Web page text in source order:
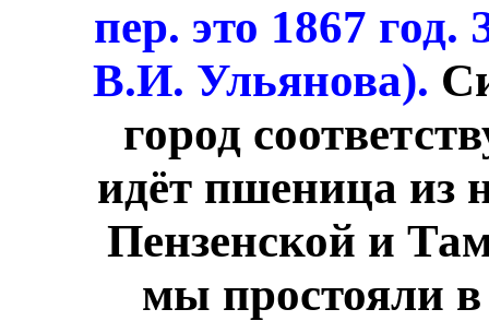
пер. это 1867 год.
В.И. Ульянова).
город
идёт пшеница из
Пензенской и
мы простояли